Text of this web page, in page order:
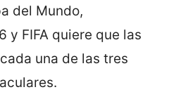
del Mundo,
y FIFA quiere que las
una de las tres